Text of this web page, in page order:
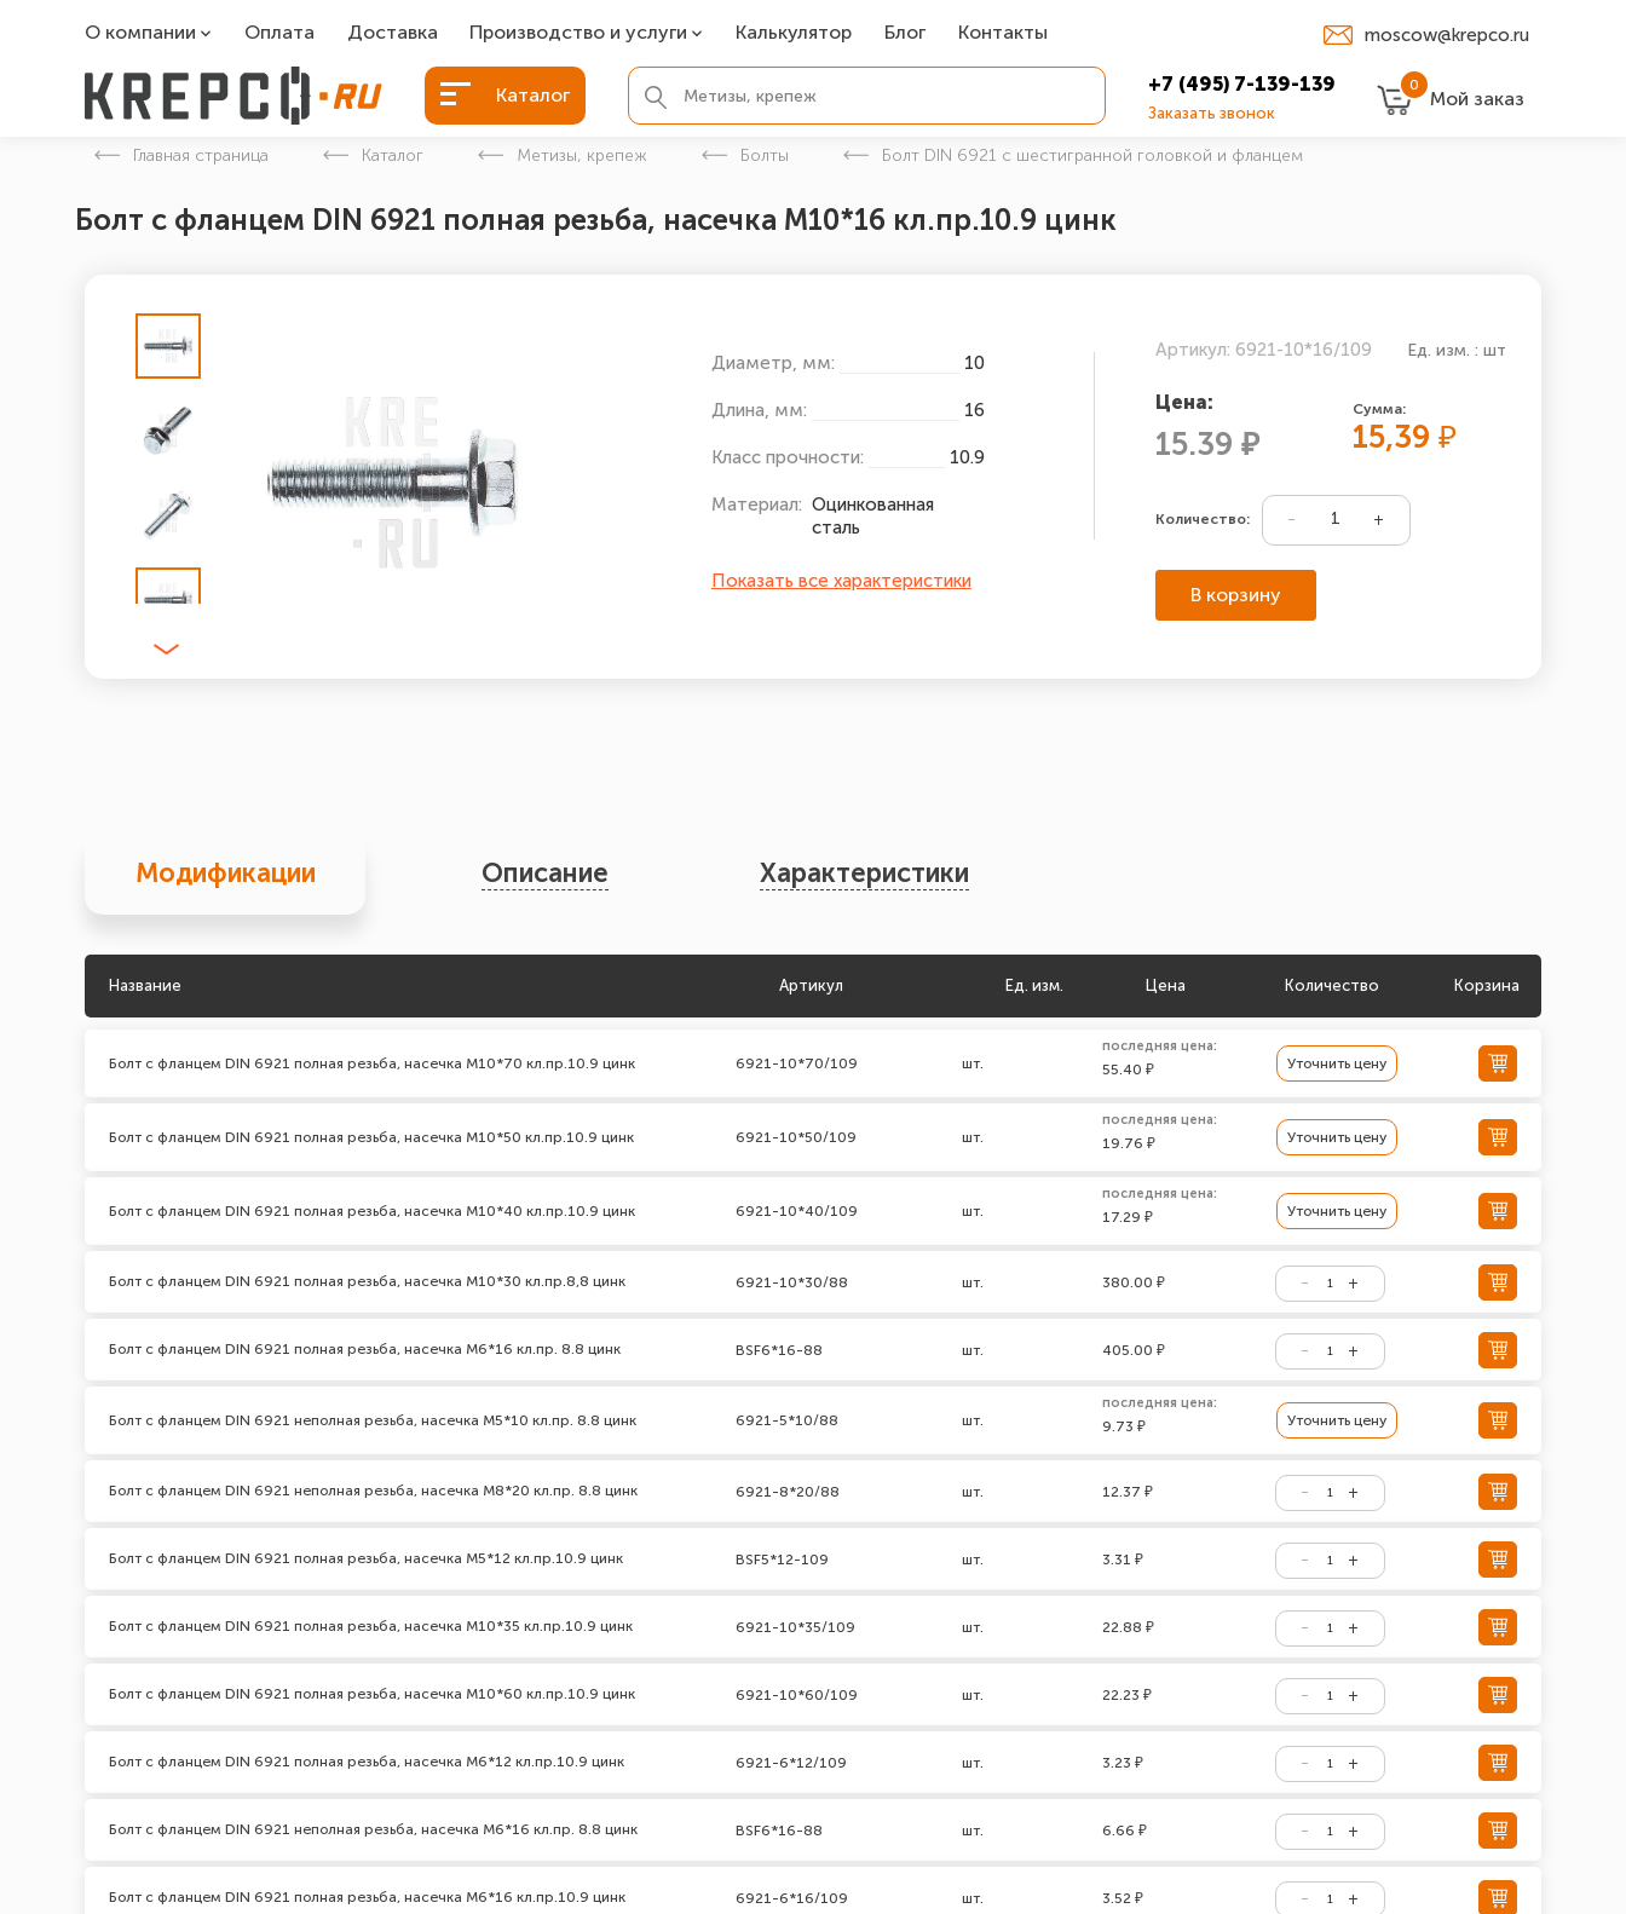
О компании
О компании
Оплата Доставка Производство и услуги
Болты БСР
Болты для фундамента
Закладные детали
Калькулятор Блог Контакты moscow@krepco.ru
Каталог +7 (495) 7-139-139
Заказать звонок
0
Мой заказ
Главная страница Каталог Метизы, крепеж Болты Болт DIN 6921 с шестигранной головкой и фланцем
Болт с фланцем DIN 6921 полная резьба, насечка М10*16 кл.пр.10.9 цинк
Диаметр, мм: 10
Длина, мм: 16
Класс прочности: 10.9
Материал: Оцинкованная
сталь
Показать все характеристики
Артикул: 6921-10*16/109 Ед. изм. : шт
Цена:
15.39 ₽
Сумма:
15,39₽
Количество:
В корзину
Модификации Описание Характеристики
Название Артикул Ед. изм. Цена Количество Корзина
Болт с фланцем DIN 6921 полная резьба, насечка М10*70 кл.пр.10.9 цинк 6921-10*70/109 шт.
последняя цена:
55.40 ₽ Уточнить цену
Болт с фланцем DIN 6921 полная резьба, насечка М10*50 кл.пр.10.9 цинк 6921-10*50/109 шт.
последняя цена:
19.76 ₽ Уточнить цену
Болт с фланцем DIN 6921 полная резьба, насечка М10*40 кл.пр.10.9 цинк 6921-10*40/109 шт.
последняя цена:
17.29 ₽ Уточнить цену
Болт с фланцем DIN 6921 полная резьба, насечка М10*30 кл.пр.8,8 цинк 6921-10*30/88 шт. 380.00 ₽
Болт с фланцем DIN 6921 полная резьба, насечка М6*16 кл.пр. 8.8 цинк BSF6*16-88 шт. 405.00 ₽
Болт с фланцем DIN 6921 неполная резьба, насечка М5*10 кл.пр. 8.8 цинк 6921-5*10/88 шт.
последняя цена:
9.73 ₽ Уточнить цену
Болт с фланцем DIN 6921 неполная резьба, насечка М8*20 кл.пр. 8.8 цинк 6921-8*20/88 шт. 12.37 ₽
Болт с фланцем DIN 6921 полная резьба, насечка М5*12 кл.пр.10.9 цинк BSF5*12-109 шт. 3.31 ₽
Болт с фланцем DIN 6921 полная резьба, насечка М10*35 кл.пр.10.9 цинк 6921-10*35/109 шт. 22.88 ₽
Болт с фланцем DIN 6921 полная резьба, насечка М10*60 кл.пр.10.9 цинк 6921-10*60/109 шт. 22.23 ₽
Болт с фланцем DIN 6921 полная резьба, насечка М6*12 кл.пр.10.9 цинк 6921-6*12/109 шт. 3.23 ₽
Болт с фланцем DIN 6921 неполная резьба, насечка М6*16 кл.пр. 8.8 цинк BSF6*16-88 шт. 6.66 ₽
Болт с фланцем DIN 6921 полная резьба, насечка М6*16 кл.пр.10.9 цинк 6921-6*16/109 шт. 3.52 ₽